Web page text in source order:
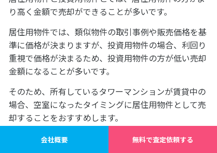
り高く金額で売却ができることが多いです。
居住用物件では、類似物件の取引事例や販売価格を基
準に価格が決まりますが、投資用物件の場合、利回り
重視で価格が決まるため、投資用物件の方が低い売却
金額になることが多いです。
そのため、所有しているタワーマンションが賃貸中の
場合、空室になったタイミングに居住用物件として売
却することをおすすめします。
賃貸中のタワーマンションを売却したい方は、以下の
会社概要 無料で査定依頼する